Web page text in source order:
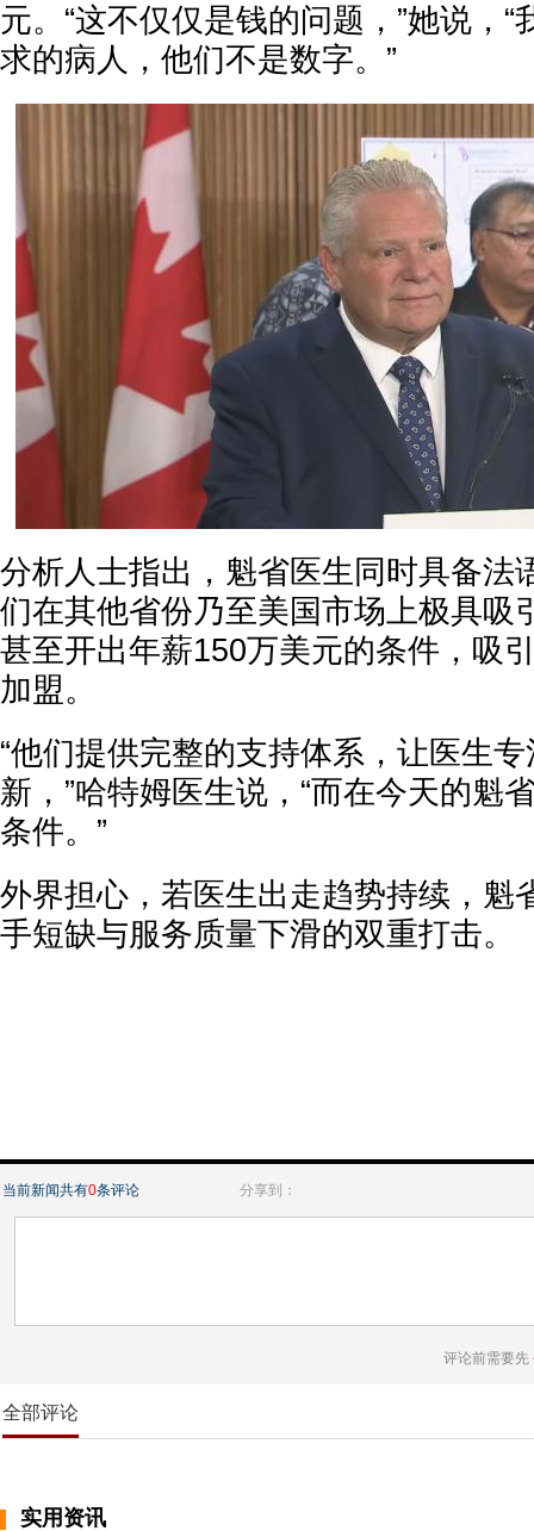
元。“这不仅仅是钱的问题，”她说，
求的病人，他们不是数字。”
分析人士指出，魁省医生同时具备法
们在其他省份乃至美国市场上极具吸
甚至开出年薪150万美元的条件，吸
加盟。
“他们提供完整的支持体系，让医生
新，”哈特姆医生说，“而在今天的魁
条件。”
外界担心，若医生出走趋势持续，魁
手短缺与服务质量下滑的双重打击。
当前新闻共有0条评论 分享到：
评论前需要先
全部评论
实用资讯